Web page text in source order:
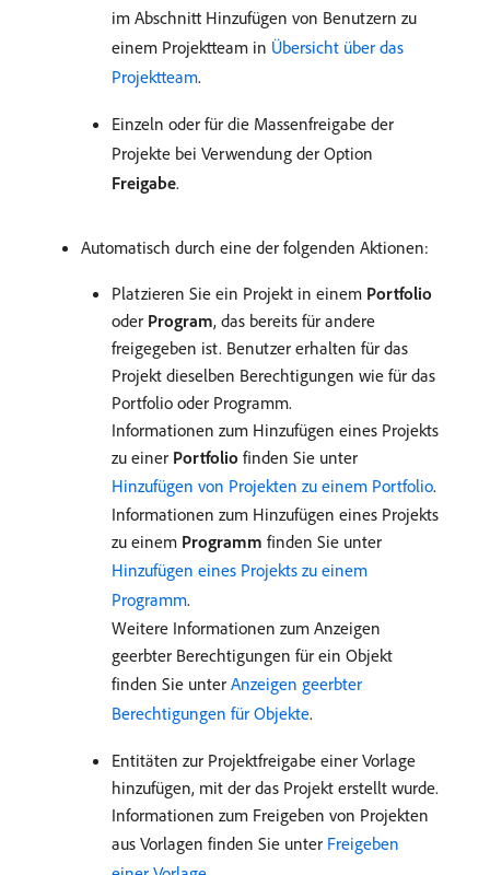
im Abschnitt Hinzufügen von Benutzern zu
einem Projektteam in Übersicht über das
Projektteam.
Einzeln oder für die Massenfreigabe der
Projekte bei Verwendung der Option
Freigabe.
Automatisch durch eine der folgenden Aktionen:
Platzieren Sie ein Projekt in einem Portfolio
oder Program, das bereits für andere
freigegeben ist. Benutzer erhalten für das
Projekt dieselben Berechtigungen wie für das
Portfolio oder Programm.
Informationen zum Hinzufügen eines Projekts
zu einer Portfolio finden Sie unter
Hinzufügen von Projekten zu einem Portfolio.
Informationen zum Hinzufügen eines Projekts
zu einem Programm finden Sie unter
Hinzufügen eines Projekts zu einem
Programm.
Weitere Informationen zum Anzeigen
geerbter Berechtigungen für ein Objekt
finden Sie unter Anzeigen geerbter
Berechtigungen für Objekte.
Entitäten zur Projektfreigabe einer Vorlage
hinzufügen, mit der das Projekt erstellt wurde.
Informationen zum Freigeben von Projekten
aus Vorlagen finden Sie unter Freigeben